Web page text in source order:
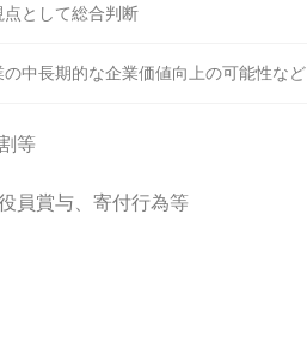
として総合判断
中長期的な企業価値向上の可能性など
等
員賞与、寄付行為等